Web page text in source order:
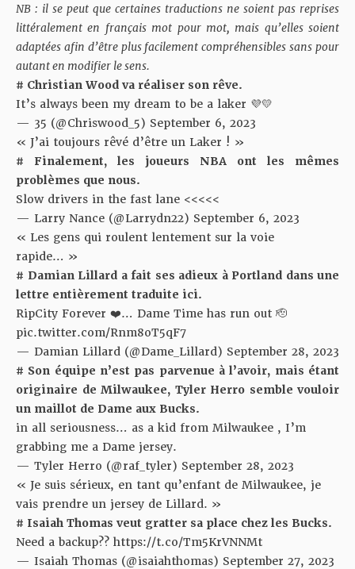
NB : il se peut que certaines traductions ne soient pas reprises
littéralement en français mot pour mot, mais qu’elles soient
adaptées afin d’être plus facilement compréhensibles sans pour
autant en modifier le sens.
# Christian Wood va réaliser son rêve.
It’s always been my dream to be a laker 💜💛
— 35 (@Chriswood_5) September 6, 2023
« J’ai toujours rêvé d’être un Laker ! »
# Finalement, les joueurs NBA ont les mêmes
problèmes que nous.
Slow drivers in the fast lane <<<<<
— Larry Nance (@Larrydn22) September 6, 2023
« Les gens qui roulent lentement sur la voie
rapide… »
# Damian Lillard a fait ses adieux à Portland dans une
lettre entièrement traduite ici.
RipCity Forever ❤️… Dame Time has run out 🫡
pic.twitter.com/Rnm8oT5qF7
— Damian Lillard (@Dame_Lillard) September 28, 2023
# Son équipe n’est pas parvenue à l’avoir, mais étant
originaire de Milwaukee, Tyler Herro semble vouloir
un maillot de Dame aux Bucks.
in all seriousness… as a kid from Milwaukee , I’m
grabbing me a Dame jersey.
— Tyler Herro (@raf_tyler) September 28, 2023
« Je suis sérieux, en tant qu’enfant de Milwaukee, je
vais prendre un jersey de Lillard. »
# Isaiah Thomas veut gratter sa place chez les Bucks.
Need a backup?? https://t.co/Tm5KrVNNMt
— Isaiah Thomas (@isaiahthomas) September 27, 2023